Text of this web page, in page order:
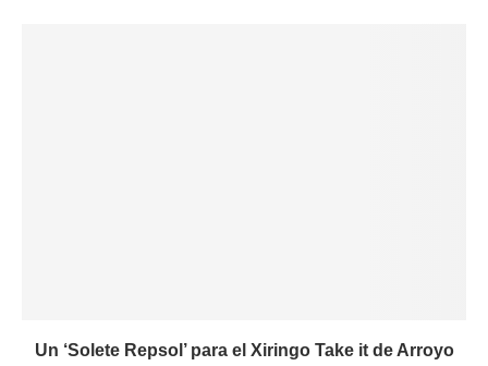
Un ‘Solete Repsol’ para el Xiringo Take it de Arroyo